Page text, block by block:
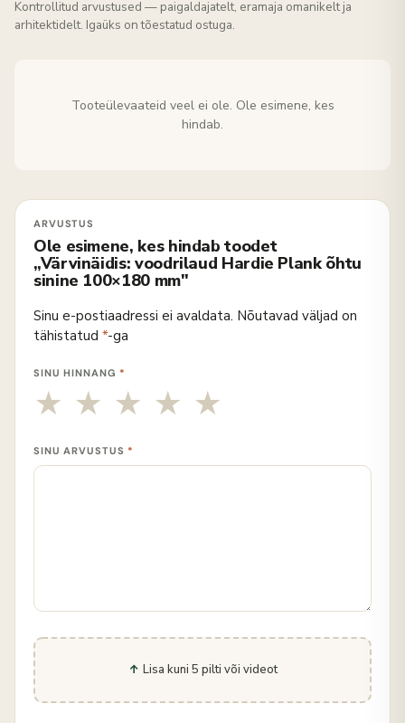
Kontrollitud arvustused — paigaldajatelt, eramaja omanikelt ja
arhitektidelt. Igaüks on tõestatud ostuga.
Tooteülevaateid veel ei ole. Ole esimene, kes
hindab.
Ole esimene, kes hindab toodet
„Värvinäidis: voodrilaud Hardie Plank õhtu
sinine 100×180 mm"
Sinu e-postiaadressi ei avaldata. Nõutavad väljad on
tähistatud *-ga
SINU HINNANG *
SINU ARVUSTUS *
Lisa kuni 5 pilti või videot